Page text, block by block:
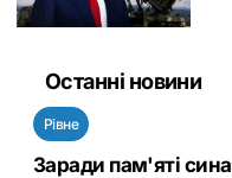
Останні новини
Рівне
Заради пам'яті